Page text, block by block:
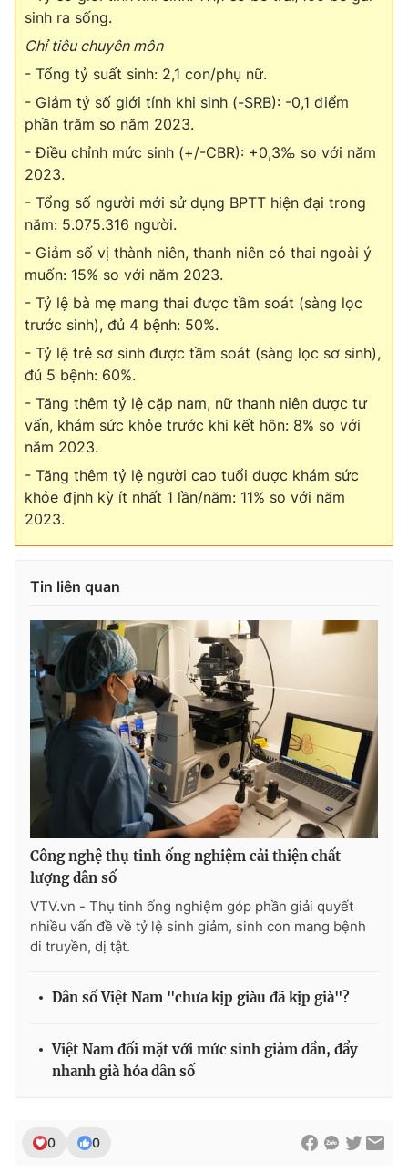
sinh ra sống.
Chỉ tiêu chuyên môn
- Tổng tỷ suất sinh: 2,1 con/phụ nữ.
- Giảm tỷ số giới tính khi sinh (-SRB): -0,1 điểm
phần trăm so năm 2023.
- Điều chỉnh mức sinh (+/-CBR): +0,3‰ so với năm
2023.
- Tổng số người mới sử dụng BPTT hiện đại trong
năm: 5.075.316 người.
- Giảm số vị thành niên, thanh niên có thai ngoài ý
muốn: 15% so với năm 2023.
- Tỷ lệ bà mẹ mang thai được tầm soát (sàng lọc
trước sinh), đủ 4 bệnh: 50%.
- Tỷ lệ trẻ sơ sinh được tầm soát (sàng lọc sơ sinh),
đủ 5 bệnh: 60%.
- Tăng thêm tỷ lệ cặp nam, nữ thanh niên được tư
vấn, khám sức khỏe trước khi kết hôn: 8% so với
năm 2023.
- Tăng thêm tỷ lệ người cao tuổi được khám sức
khỏe định kỳ ít nhất 1 lần/năm: 11% so với năm
2023.
Tin liên quan
Công nghệ thụ tinh ống nghiệm cải thiện chất
lượng dân số
VTV.vn - Thụ tinh ống nghiệm góp phần giải quyết
nhiều vấn đề về tỷ lệ sinh giảm, sinh con mang bệnh
di truyền, dị tật.
Dân số Việt Nam "chưa kịp giàu đã kịp già"?
Việt Nam đối mặt với mức sinh giảm dần, đẩy
nhanh già hóa dân số
0 0